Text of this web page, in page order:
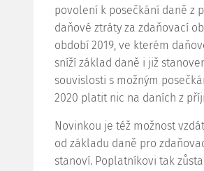
povolení k posečkání daně z
daňové ztráty za zdaňovací
období 2019, ve kterém
sníží základ daně i již
souvislosti s možným
2020 platit nic na daních z
Novinkou je též možnost
od základu daně pro
stanoví. Poplatníkovi tak